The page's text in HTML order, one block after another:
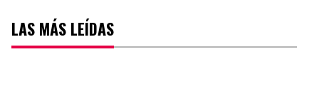
LAS MÁS LEÍDAS